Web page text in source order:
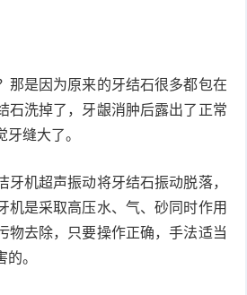
那是因为原来的牙结石很多都包在
石洗掉了，牙龈消肿后露出了正常
缝大了。
牙机超声振动将牙结石振动脱落，
机是采取高压水、气、砂同时作用
物去除，只要操作正确，手法适当
。